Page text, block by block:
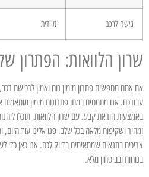
גישה לרכב מיידית
שרון הלוואות: הפתרון
אם אתם מחפשים פתרון מימון נוח ואמין לרכישת
עבורכם. אנו מתמחים במתן פתרונות מימון מותאמים
באמצעות הוראת קבע. עם שרון הלוואות, תוכלו
ומהיר ושקיפות מלאה בכל שלב. פנו אלינו עוד
צריכים בתנאים שמתאימים בדיוק לכם. אנו כאן
בנוחות ובביטחון מלא.